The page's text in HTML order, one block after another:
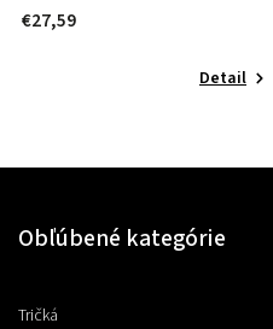
€27,59
Detail
Obľúbené kategórie
Tričká